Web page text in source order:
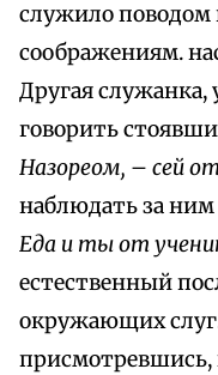
служило поводом
соображениям.
Другая служанка,
говорить
Назореом, – сей
наблюдать за
Еда и ты от
естественный
окружающих
присмотревшись,